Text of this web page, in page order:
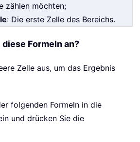
zählen möchten;
: Die erste Zelle des Bereichs.
Formeln an?
Zelle aus, um das Ergebnis
folgenden Formeln in die
und drücken Sie die